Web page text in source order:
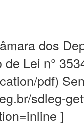
dos
Lei n°
pdf)
sdleg-
]